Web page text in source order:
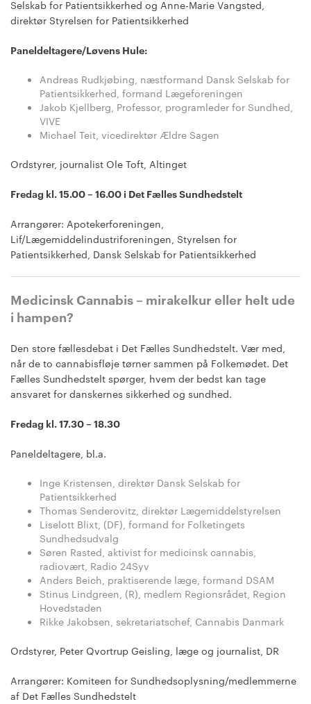
Selskab for Patientsikkerhed og Anne-Marie Vangsted,
direktør Styrelsen for Patientsikkerhed
Paneldeltagere/Løvens Hule:
Andreas Rudkjøbing, næstformand Dansk Selskab for
Patientsikkerhed, formand Lægeforeningen
Jakob Kjellberg, Professor, programleder for Sundhed,
VIVE
Michael Teit, vicedirektør Ældre Sagen
Ordstyrer, journalist Ole Toft, Altinget
Fredag kl. 15.00 – 16.00 i Det Fælles Sundhedstelt
Arrangører: Apotekerforeningen,
Lif/Lægemiddelindustriforeningen, Styrelsen for
Patientsikkerhed, Dansk Selskab for Patientsikkerhed
Medicinsk Cannabis – mirakelkur eller helt ude
i hampen?
Den store fællesdebat i Det Fælles Sundhedstelt. Vær med,
når de to cannabisfløje tørner sammen på Folkemødet. Det
Fælles Sundhedstelt spørger, hvem der bedst kan tage
ansvaret for danskernes sikkerhed og sundhed.
Fredag kl. 17.30 – 18.30
Paneldeltagere, bl.a.
Inge Kristensen, direktør Dansk Selskab for
Patientsikkerhed
Thomas Senderovitz, direktør Lægemiddelstyrelsen
Liselott Blixt, (DF), formand for Folketingets
Sundhedsudvalg
Søren Rasted, aktivist for medicinsk cannabis,
radiovært, Radio 24Syv
Anders Beich, praktiserende læge, formand DSAM
Stinus Lindgreen, (R), medlem Regionsrådet, Region
Hovedstaden
Rikke Jakobsen, sekretariatschef, Cannabis Danmark
Ordstyrer, Peter Qvortrup Geisling, læge og journalist, DR
Arrangører: Komiteen for Sundhedsoplysning/medlemmerne
af Det Fælles Sundhedstelt